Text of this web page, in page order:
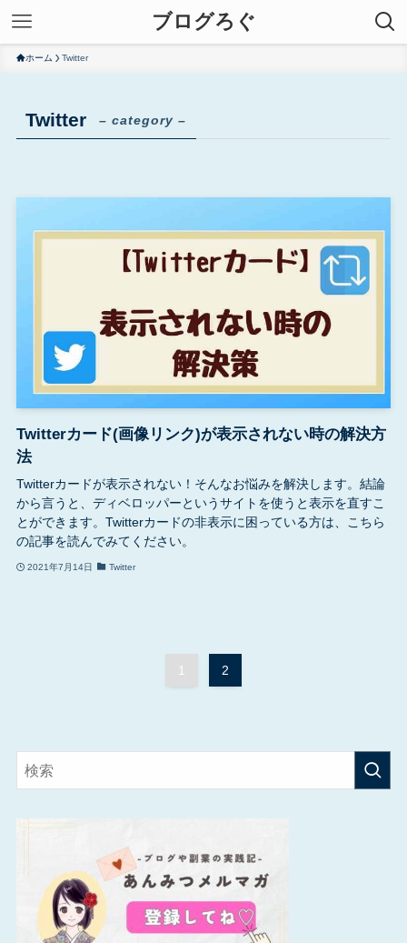
ブログろぐ
ホーム Twitter
Twitter – category –
Twitterカード(画像リンク)が表示されない時の解決方
法
Twitterカードが表示されない！そんなお悩みを解決します。結論
から言うと、ディベロッパーというサイトを使うと表示を直すこ
とができます。Twitterカードの非表示に困っている方は、こちら
の記事を読んでみてください。
2021年7月14日 Twitter
1 2